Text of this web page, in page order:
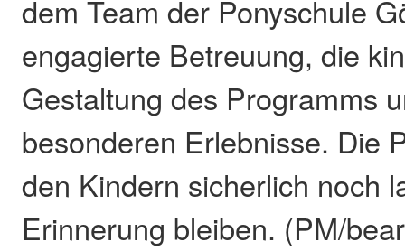
dem Team der Ponyschule
engagierte Betreuung, die
Gestaltung des Programms
besonderen Erlebnisse. Die
den Kindern sicherlich noch
Erinnerung bleiben. (PM/